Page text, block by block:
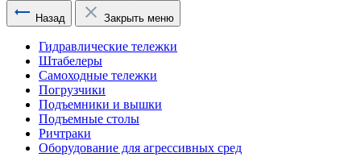
Назад Закрыть меню
Гидравлические тележки
Штабелеры
Самоходные тележки
Погрузчики
Подъемники и вышки
Подъемные столы
Ричтраки
Оборудование для агрессивных сред